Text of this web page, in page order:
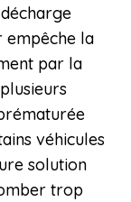
empêche la
par la
véhicules
solution
trop